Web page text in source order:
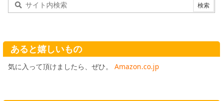
あると嬉しいもの
気に入って頂けましたら、ぜひ。 Amazon.co.jp